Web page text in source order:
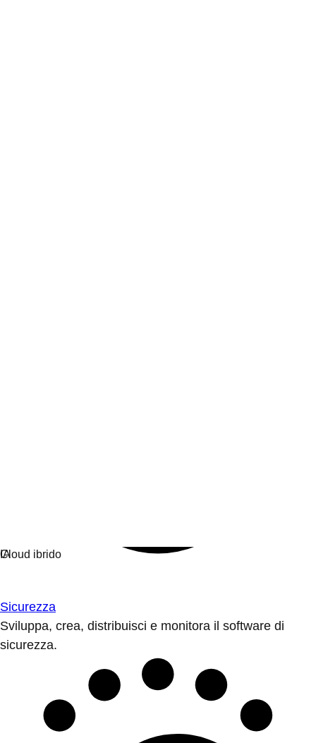
Sicurezza
Sviluppa, crea, distribuisci e monitora il software di
sicurezza.